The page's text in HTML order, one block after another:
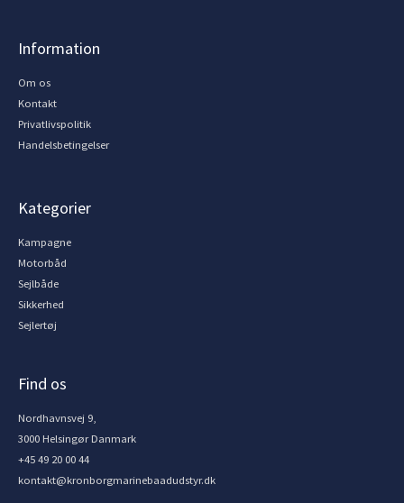
Information
Om os
Kontakt
Privatlivspolitik
Handelsbetingelser
Kategorier
Kampagne
Motorbåd
Sejlbåde
Sikkerhed
Sejlertøj
Find os
Nordhavnsvej 9,
3000 Helsingør Danmark
+45 49 20 00 44
kontakt@kronborgmarinebaadudstyr.dk